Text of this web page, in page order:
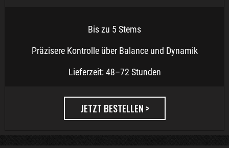
Bis zu 5 Stems
Präzisere Kontrolle über Balance und Dynamik
Lieferzeit: 48–72 Stunden
JETZT BESTELLEN >